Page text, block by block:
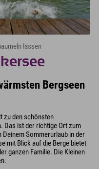
lassen
Bergseen
zu den schönsten
Das ist der richtige Ort zum
Deinem Sommerurlaub in der
mit Blick auf die Berge bietet
ganzen Familie. Die Kleinen